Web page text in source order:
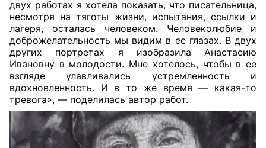
двух работах я хотела показать, что писательница,
несмотря на тяготы жизни, испытания, ссылки и
лагеря, осталась человеком. Человеколюбие и
доброжелательность мы видим в ее глазах. В двух
других портретах я изобразила Анастасию
Ивановну в молодости. Мне хотелось, чтобы в ее
взгляде улавливались устремленность и
вдохновленность. И в то же время — какая-то
тревога», — поделилась автор работ.